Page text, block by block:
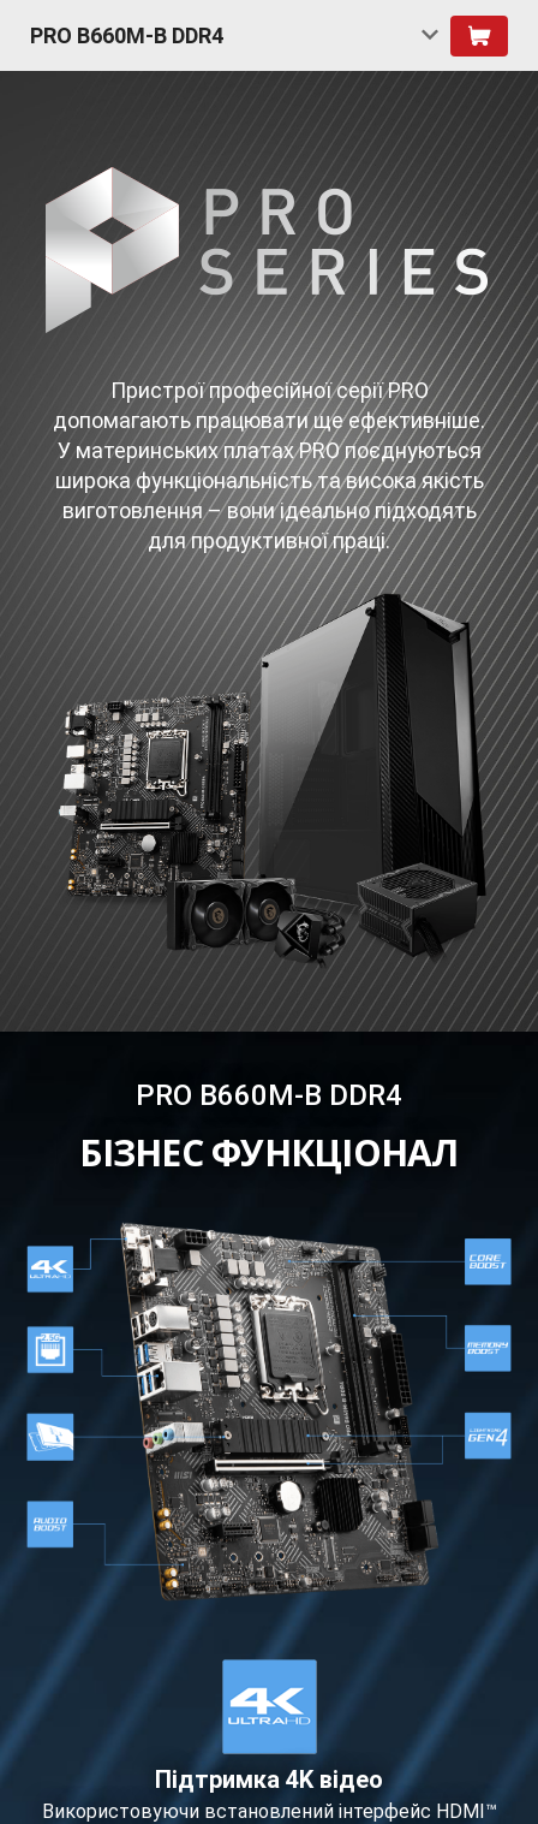
PRO B660M-B DDR4
Пристрої професійної серії PRO
допомагають працювати ще ефективніше.
У материнських платах PRO поєднуються
широка функціональність та висока якість
виготовлення – вони ідеально підходять
для продуктивної праці.
PRO B660M-B DDR4
БІЗНЕС ФУНКЦІОНАЛ
Підтримка 4K відео
Використовуючи встановлений інтерфейс HDMI™